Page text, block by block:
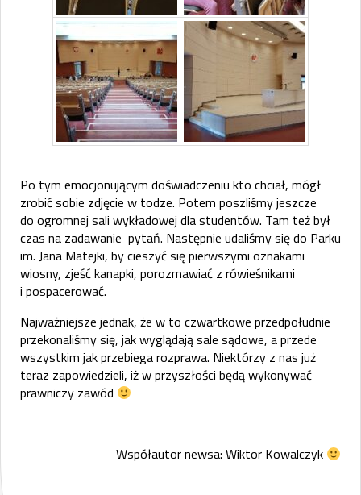
Po tym emocjonującym doświadczeniu kto chciał, mógł
zrobić sobie zdjęcie w todze. Potem poszliśmy jeszcze
do ogromnej sali wykładowej dla studentów. Tam też był
czas na zadawanie pytań. Następnie udaliśmy się do Parku
im. Jana Matejki, by cieszyć się pierwszymi oznakami
wiosny, zjeść kanapki, porozmawiać z rówieśnikami
i pospacerować.
Najważniejsze jednak, że w to czwartkowe przedpołudnie
przekonaliśmy się, jak wyglądają sale sądowe, a przede
wszystkim jak przebiega rozprawa. Niektórzy z nas już
teraz zapowiedzieli, iż w przyszłości będą wykonywać
prawniczy zawód
Współautor newsa: Wiktor Kowalczyk